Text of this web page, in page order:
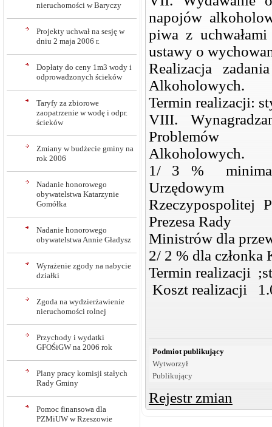
nieruchomości w Baryczy
Projekty uchwał na sesję w
dniu 2 maja 2006 r.
Dopłaty do ceny 1m3 wody i
odprowadzonych ścieków
Taryfy za zbiorowe
zaopatrzenie w wodę i odpr.
ścieków
Zmiany w budżecie gminy na
rok 2006
Nadanie honorowego
obywatelstwa Katarzynie
Gomółka
Nadanie honorowego
obywatelstwa Annie Gładysz
Wyrażenie zgody na nabycie
działki
Zgoda na wydzierżawienie
nieruchomości rolnej
Przychody i wydatki
GFOŚiGW na 2006 rok
Plany pracy komisji stałych
Rady Gminy
Pomoc finansowa dla
PZMiUW w Rzeszowie
napojów
piwa z
ustawy o
Realizacja
Alkoholowych.
Termin realizacji:
VIII.
Problemów
Alkoholowych.
1/ 3 %
Urzędowym
Rzeczypospolitej
Prezesa Rady
Ministrów dla
2/ 2 % dla
Termin realizacji
Koszt realizacji
Podmiot publikujący
Wytworzył
Publikujący
Rejestr zmian